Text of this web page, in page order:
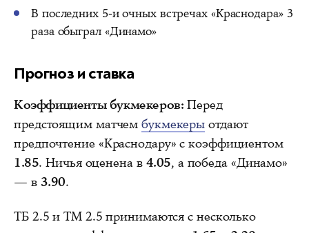
В последних 5-и очных встречах «Краснодара» 3
раза обыграл «Динамо»
Прогноз и ставка
Коэффициенты букмекеров: Перед
предстоящим матчембукмекеры отдают
предпочтение «Краснодару» с коэффициентом
1.85. Ничья оценена в 4.05, а победа «Динамо»
— в 3.90.
ТБ 2.5 и ТМ 2.5 принимаются с несколько